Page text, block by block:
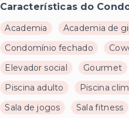
Características do
Academia Academia de
Condomínio fechado
Elevador social
Gourmet
Piscina adulto
Piscina
Sala de jogos
Sala fitness